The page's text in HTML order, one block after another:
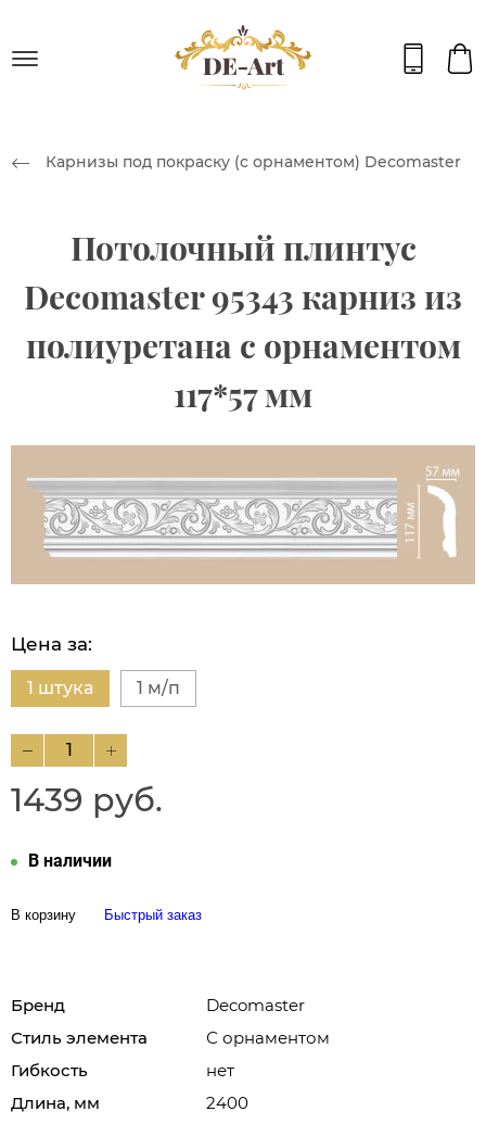
Карнизы под покраску (с орнаментом) Decomaster
Потолочный плинтус
Decomaster 95343 карниз из
полиуретана с орнаментом
117*57 мм
Цена за:
1 штука 1 м/п
1439 руб.
В наличии
В корзину Быстрый заказ
Бренд
Decomaster
Стиль элемента
С орнаментом
Гибкость
нет
Длина, мм
2400